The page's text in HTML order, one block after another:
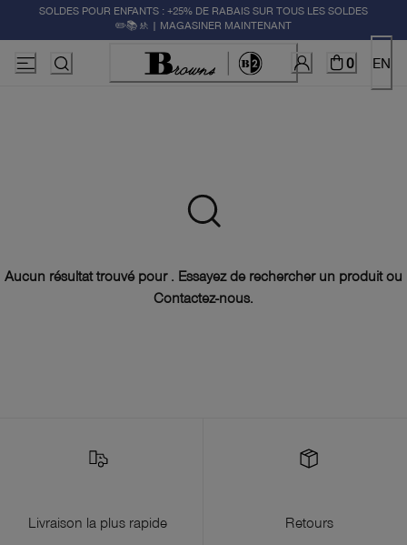
SOLDES POUR ENFANTS : +25% DE RABAIS SUR TOUS LES SOLDES
✏️📚🚸 | MAGASINER MAINTENANT
0 EN
Aucun résultat trouvé pour . Essayez de rechercher un produit ou
Contactez-nous.
Livraison la plus rapide
Retours